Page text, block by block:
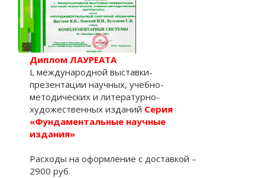
Диплом ЛАУРЕАТА
L международной выставки-
презентации научных, учебно-
методических и литературно-
художественных изданий Серия
«Фундаментальные научные
издания»
Расходы на оформление с доставкой –
2900 руб.